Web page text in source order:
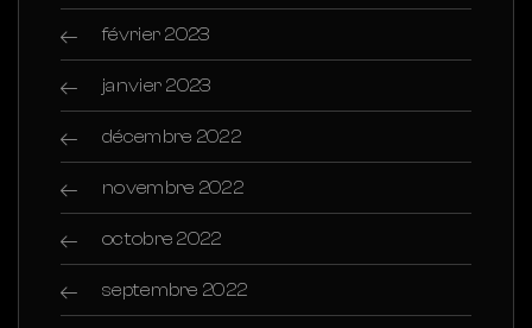
février 2023
janvier 2023
décembre 2022
novembre 2022
octobre 2022
septembre 2022